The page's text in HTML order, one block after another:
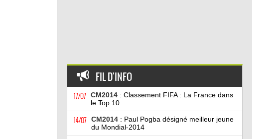
FIL D'INFO
17/07 CM2014: Classement FIFA : La France dans
le Top 10
14/07 CM2014: Paul Pogba désigné meilleur jeune
du Mondial-2014